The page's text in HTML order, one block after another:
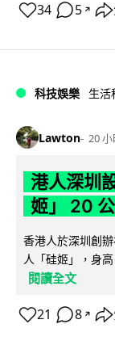
34 5 ↗
科技娛樂 生活
Lawton 20 小
港人深圳
姬」 20
香港人於深圳創
人「硅姬」，身
閱讀全文
21 8 ↗